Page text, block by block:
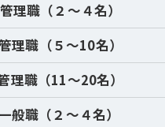
管理職（２～４名）
理職（５～10名）
理職（11～20名）
般職（２～４名）